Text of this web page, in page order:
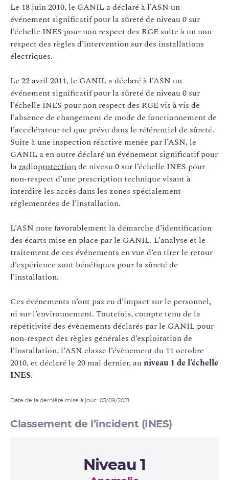
Le 18 juin 2010, le GANIL a déclaré à l’ASN un
événement significatif pour la sûreté de niveau 0 sur
l’échelle INES pour non respect des RGE suite à un non
respect des règles d’intervention sur des installations
électriques.
Le 22 avril 2011, le GANIL a déclaré à l’ASN un
événement significatif pour la sûreté de niveau 0 sur
l’échelle INES pour non respect des RGE vis à vis de
l’absence de changement de mode de fonctionnement de
l’accélérateur tel que prévu dans le référentiel de sûreté.
Suite à une inspection réactive menée par l’ASN, le
GANIL a en outre déclaré un événement significatif pour
laradioprotectionde niveau 0 sur l’échelle INES pour
non-respect d’une prescription technique visant à
interdire les accès dans les zones spécialement
réglementées de l’installation.
L’ASN note favorablement la démarche d’identification
des écarts mise en place par le GANIL. L’analyse et le
traitement de ces événements en vue d’en tirer le retour
d’expérience sont bénéfiques pour la sûreté de
l’installation.
Ces événements n’ont pas eu d’impact sur le personnel,
ni sur l’environnement. Toutefois, compte tenu de la
répétitivité des évènements déclarés par le GANIL pour
non-respect des règles générales d’exploitation de
l’installation, l’ASN classe l’évènement du 11 octobre
2010, et déclaré le 20 mai dernier, auniveau 1 de l’échelle
INES.
Date de la dernière mise à jour : 03/09/2021
Classement de l’incident (INES)
Niveau 1